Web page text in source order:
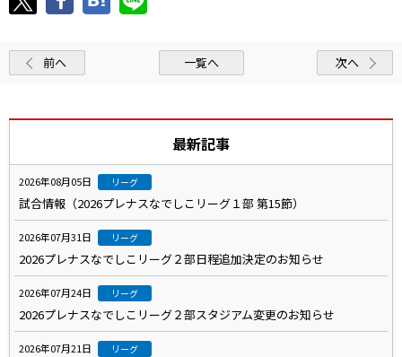
前へ 一覧へ 次へ
最新記事
2026年08月05日 リーグ
試合情報（2026プレナスなでしこリーグ１部 第15節）
2026年07月31日 リーグ
2026プレナスなでしこリーグ２部日程追加決定のお知らせ
2026年07月24日 リーグ
2026プレナスなでしこリーグ２部スタジアム変更のお知らせ
2026年07月21日 リーグ